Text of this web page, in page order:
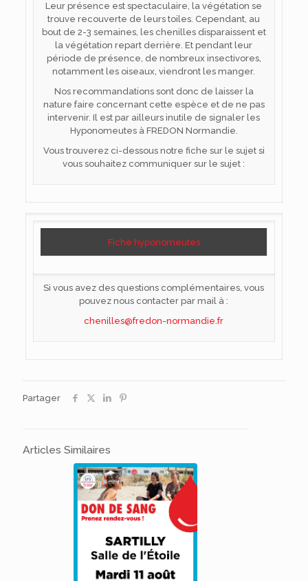
Leur présence est spectaculaire, la végétation se
trouve recouverte de leurs toiles. Cependant, au
bout de 2-3 semaines, les chenilles disparaissent et
la végétation repart derrière. Et pendant leur
période de présence, de nombreux insectivores,
notamment les oiseaux, viendront les manger.
Nos recommandations sont donc de laisser la
nature faire concernant cette espèce et de ne pas
intervenir. Il est par ailleurs inutile de signaler les
Hyponomeutes à FREDON Normandie.
Vous trouverez ci-dessous notre fiche sur le sujet si
vous souhaitez communiquer sur le sujet :
Fiche hyponomeutes
Si vous avez des questions complémentaires, vous
pouvez nous contacter par mail à :
chenilles@fredon-normandie.fr
Partager
Articles Similaires